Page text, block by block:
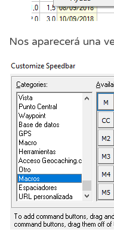
Nos aparecerá una